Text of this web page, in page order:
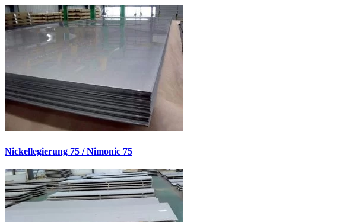
Nickellegierung 75 / Nimonic 75